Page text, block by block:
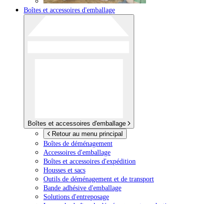
Boîtes et accessoires d'emballage
Boîtes et accessoires d'emballage
Retour au menu principal
Boîtes de déménagement
Accessoires d'emballage
Boîtes et accessoires d'expédition
Housses et sacs
Outils de déménagement et de transport
Bande adhésive d'emballage
Solutions d'entreposage